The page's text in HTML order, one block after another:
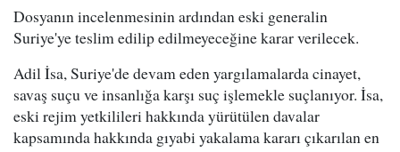
Dosyanın incelenmesinin ardından eski generalin
Suriye'ye teslim edilip edilmeyeceğine karar verilecek.
Adil İsa, Suriye'de devam eden yargılamalarda cinayet,
savaş suçu ve insanlığa karşı suç işlemekle suçlanıyor. İsa,
eski rejim yetkilileri hakkında yürütülen davalar
kapsamında hakkında gıyabi yakalama kararı çıkarılan en